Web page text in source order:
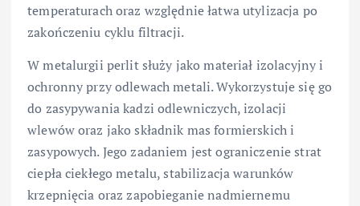
temperaturach oraz względnie łatwa utylizacja po
zakończeniu cyklu filtracji.
W metalurgii perlit służy jako materiał izolacyjny i
ochronny przy odlewach metali. Wykorzystuje się go
do zasypywania kadzi odlewniczych, izolacji
wlewów oraz jako składnik mas formierskich i
zasypowych. Jego zadaniem jest ograniczenie strat
ciepła ciekłego metalu, stabilizacja warunków
krzepnięcia oraz zapobieganie nadmiernemu